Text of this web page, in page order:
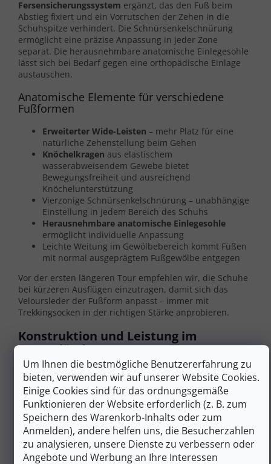
Um Ihnen die bestmögliche Benutzererfahrung zu
bieten, verwenden wir auf unserer Website Cookies.
Einige Cookies sind für das ordnungsgemäße
Funktionieren der Website erforderlich (z. B. zum
Speichern des Warenkorb-Inhalts oder zum
Anmelden), andere helfen uns, die Besucherzahlen
zu analysieren, unsere Dienste zu verbessern oder
Angebote und Werbung an Ihre Interessen
Fersensicherungssystem ergänzt, das den Fuß beim
Abstieg fixiert und ein Vorrutschen der Zehen in die
Schuhspitze verhindert. Die Schnürsenkelschnürung
ermöglicht eine präzise Anpassung in jeder Zone
separat. Die herausnehmbare anatomische Einlegesohle
lässt sich bei Bedarf gegen eine orthopädische Einlage
austauschen.
Anatomische Elemente für verschiedene
Fußformen
Erweiterter Wide-Leisten – mehr Platz für eine
natürliche Zehenstellung beim Gehen
Knöchelkragen aus elastischem
wasserabweisendem Gewebe bietet
Bewegungsfreiheit und ausreichend
Knöchelunterstützung
Vierzonige Schnürsenkelschnürung – unabhängige
Einstellung in jedem Bereich des Schuhs
Herausnehmbare anatomische Einlegesohle
ermöglicht individuelle Anpassung
Leichte Weitung im Gewölbebereich kommt Füßen
mit normal ausgeprägtem Fußgewölbe entgegen
Vor der ersten längeren Tour empfehlen wir, die Schuhe
bei kürzeren Ausflügen einzutragen, damit sich das
Veloursleder der Fußform anpasst – immer mit
Trekkingsocken in der richtigen Stärke anprobieren.
Konstruktion und Leistung im
Berggelände
Die Außensohle Vibram XS Trek Evo
bietet ein
mehrdirektionales Profil für zuverlässigen Grip auf
felsigem und schlammigem Untergrund. Diese Vibram-
Gummimischung gehört zu den Compounds mit hoher
Haftung auf nassem Stein, sodass die Schuhe sowohl auf
Granitpfaden im Riesengebirge als auch auf nassem
alpinem Travertin gut funktionieren. Diezweilagige
Polyurethan-Zwischensohle dämpft Stöße und erhält